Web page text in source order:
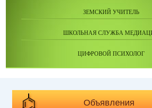
ЗЕМСКИЙ УЧИТЕЛЬ
ШКОЛЬНАЯ СЛУЖБА
ЦИФРОВОЙ ПСИХОЛОГ
Объявления